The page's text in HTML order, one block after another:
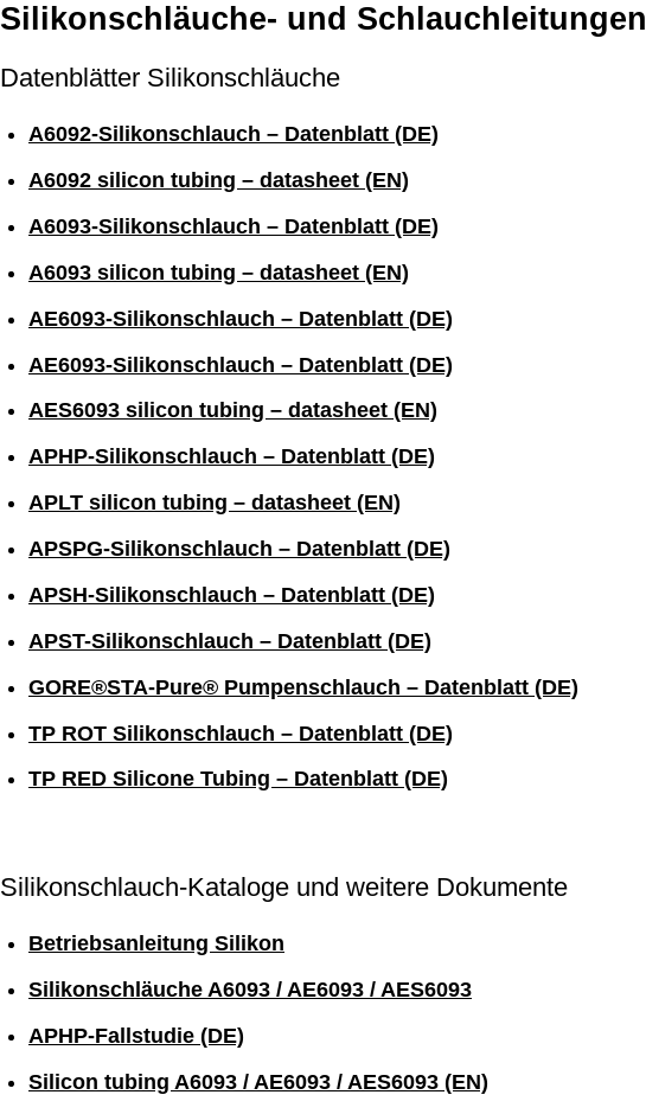
Silikonschläuche- und Schlauchleitungen
Datenblätter Silikonschläuche
A6092-Silikonschlauch – Datenblatt (DE)
A6092 silicon tubing – datasheet (EN)
A6093-Silikonschlauch – Datenblatt (DE)
A6093 silicon tubing – datasheet (EN)
AE6093-Silikonschlauch – Datenblatt (DE)
AE6093-Silikonschlauch – Datenblatt (DE)
AES6093 silicon tubing – datasheet (EN)
APHP-Silikonschlauch – Datenblatt (DE)
APLT silicon tubing – datasheet (EN)
APSPG-Silikonschlauch – Datenblatt (DE)
APSH-Silikonschlauch – Datenblatt (DE)
APST-Silikonschlauch – Datenblatt (DE)
GORE®STA-Pure® Pumpenschlauch – Datenblatt (DE)
TP ROT Silikonschlauch – Datenblatt (DE)
TP RED Silicone Tubing – Datenblatt (DE)
Silikonschlauch-Kataloge und weitere Dokumente
Betriebsanleitung Silikon
Silikonschläuche A6093 / AE6093 / AES6093
APHP-Fallstudie (DE)
Silicon tubing A6093 / AE6093 / AES6093 (EN)